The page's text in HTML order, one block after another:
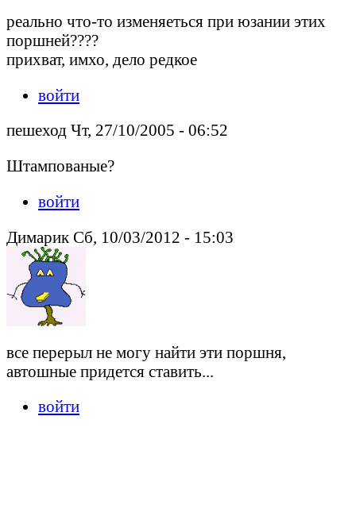
реально что-то изменяеться при юзании этих
поршней????
прихват, имхо, дело редкое
войти
пешеход Чт, 27/10/2005 - 06:52
Штампованые?
войти
Димарик Сб, 10/03/2012 - 15:03
все перерыл не могу найти эти поршня,
автошные придется ставить...
войти